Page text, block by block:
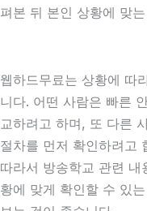
펴본 뒤 본인 상황에 맞
웹하드무료는 상황에 따
니다. 어떤 사람은 빠른
교하려고 하며, 또 다른
절차를 먼저 확인하려고
따라서 방송학교 관련
황에 맞게 확인할 수 있